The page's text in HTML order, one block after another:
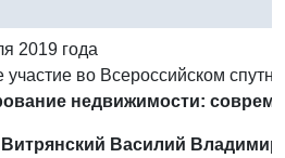
2019 года
участие во Всероссийском
недвижимости:
Витрянский Василий